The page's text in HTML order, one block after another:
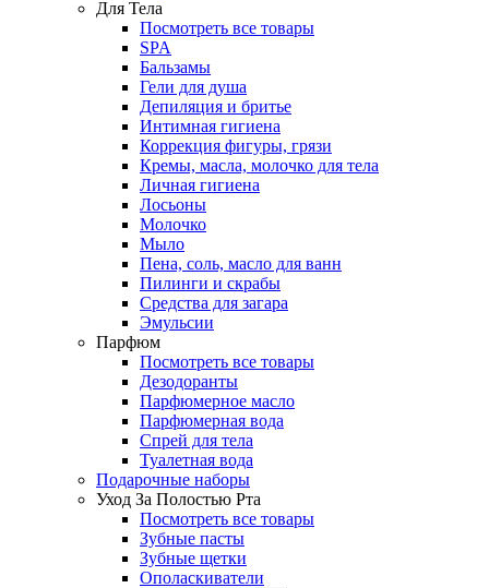
Для Тела
Посмотреть все товары
SPA
Бальзамы
Гели для душа
Депиляция и бритье
Интимная гигиена
Коррекция фигуры, грязи
Кремы, масла, молочко для тела
Личная гигиена
Лосьоны
Молочко
Мыло
Пена, соль, масло для ванн
Пилинги и скрабы
Средства для загара
Эмульсии
Парфюм
Посмотреть все товары
Дезодоранты
Парфюмерное масло
Парфюмерная вода
Спрей для тела
Туалетная вода
Подарочные наборы
Уход За Полостью Рта
Посмотреть все товары
Зубные пасты
Зубные щетки
Ополаскиватели